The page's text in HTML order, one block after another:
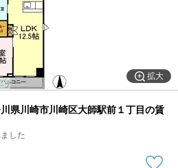
家賃相場から
通勤通学時間から
不動産会社から
TOP
拡大
県川崎市川崎区大師駅前１丁目の賃
した